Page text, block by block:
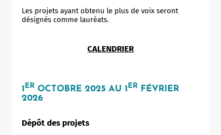
Les projets ayant obtenu le plus de voix seront
désignés comme lauréats.
CALENDRIER
1ER OCTOBRE 2025 AU 1ER FÉVRIER
2026
Dépôt des projets